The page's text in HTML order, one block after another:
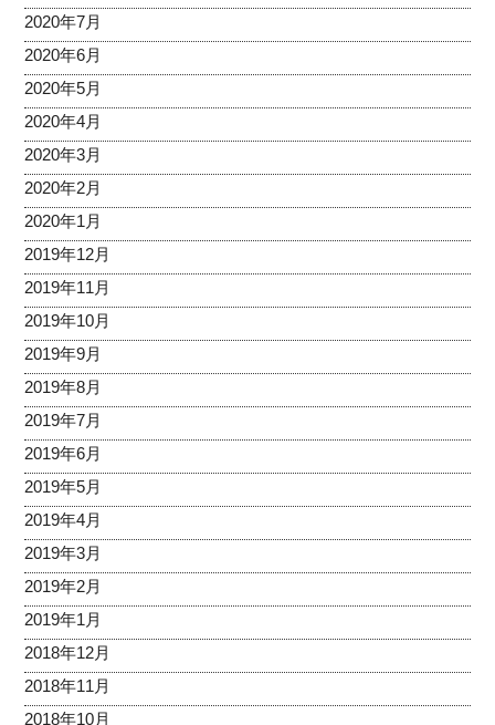
2020年7月
2020年6月
2020年5月
2020年4月
2020年3月
2020年2月
2020年1月
2019年12月
2019年11月
2019年10月
2019年9月
2019年8月
2019年7月
2019年6月
2019年5月
2019年4月
2019年3月
2019年2月
2019年1月
2018年12月
2018年11月
2018年10月